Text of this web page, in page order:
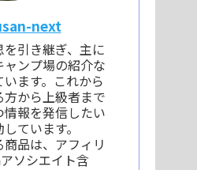
next
引き継ぎ、主に
ンプ場の紹介な
ます。これから
から上級者まで
報を発信したい
ています。
品は、アフィリ
ソシエイト含